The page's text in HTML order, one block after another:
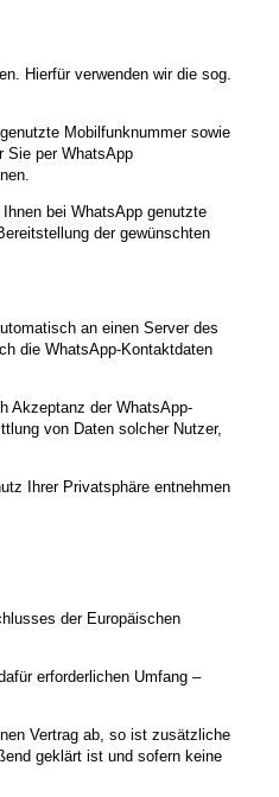
Hierfür verwenden wir die sog.
Mobilfunknummer sowie
Sie per WhatsApp
bei WhatsApp genutzte
der gewünschten
an einen Server des
die WhatsApp-Kontaktdaten
Akzeptanz der WhatsApp-
von Daten solcher Nutzer,
Ihrer Privatsphäre entnehmen
der Europäischen
erforderlichen Umfang –
Vertrag ab, so ist zusätzliche
geklärt ist und sofern keine